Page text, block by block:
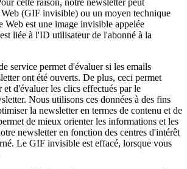
cette raison, notre newsletter peut
(GIF invisible) ou un moyen technique
Web est une image invisible appelée
liée à l'ID utilisateur de l'abonné à la
service permet d'évaluer si les emails
ont été ouverts. De plus, ceci permet
et d'évaluer les clics effectués par le
Nous utilisons ces données à des fins
la newsletter en termes de contenu et de
de mieux orienter les informations et les
newsletter en fonction des centres d'intérêt
Le GIF invisible est effacé, lorsque vous